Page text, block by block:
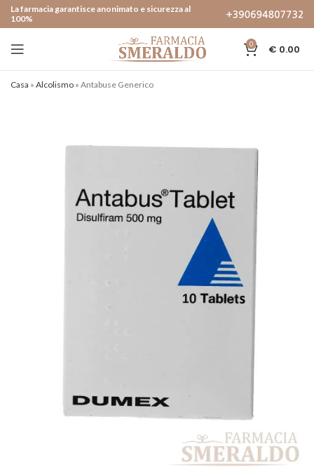
La farmacia garantisce anonimato e sicurezza al
100%
0 € 0.00
Casa » Alcolismo » Antabuse Generico